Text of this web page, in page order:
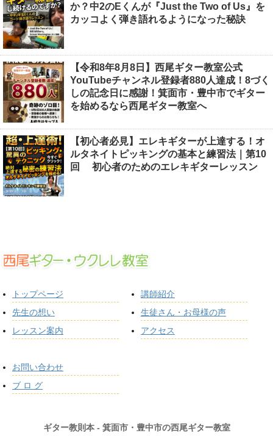
か？中2のEくんが『Just the Two of Us』を
カッコよく弾き語れるようになった秘訣
【令和8年8月8日】西尾ギター教室公式
YouTubeチャンネル登録者880人達成！8づく
しの記念日に感謝！箕面市・豊中市でギター
を始めるなら西尾ギター教室へ
【初心者必見】エレキギターが上達する！オ
ルタネイトピッキングの基本と練習法｜第10
回 初心者のためのエレキギターレッスン
トップページ
先生の想い
レッスン案内
講師紹介
生徒さん・お母様の声
アクセス
お問い合わせ
ブ ロ グ
ギター教則本 - 箕面市・豊中市の西尾ギター教室